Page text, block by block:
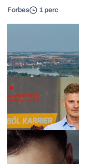
Forbes 1 perc
Energia